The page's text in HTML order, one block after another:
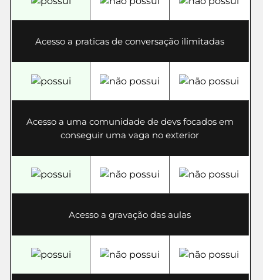
Acesso a praticas de conversação ilimitadas
Acesso a uma comunidade de devs focados em
conseguir uma vaga no exterior
Acesso a gravação das aulas